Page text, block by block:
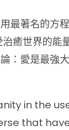
最著名的方
癒世界的能
：愛是最強
in the
that